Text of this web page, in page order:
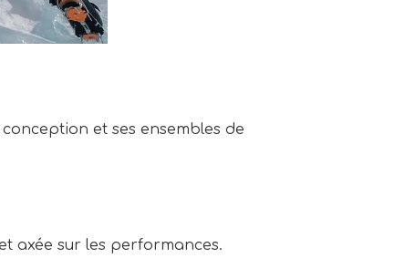
et ses ensembles de
axée sur les performances.